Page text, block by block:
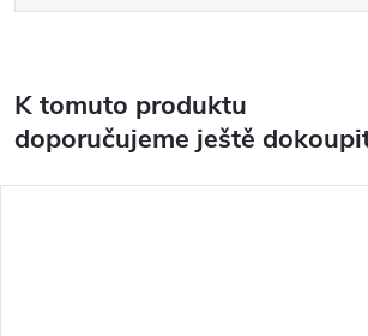
K tomuto produktu
doporučujeme ještě